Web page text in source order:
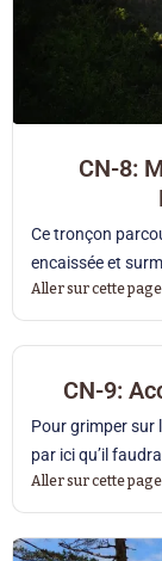
CN-8:
Ce tronçon
encaissée et
Aller sur cette page
CN-9:
Pour grimper sur
par ici qu’il
Aller sur cette page